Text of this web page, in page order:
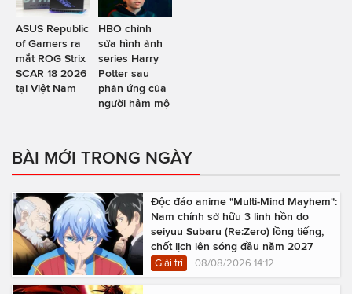
ASUS Republic
of Gamers ra
mắt ROG Strix
SCAR 18 2026
tại Việt Nam
HBO chỉnh
sửa hình ảnh
series Harry
Potter sau
phản ứng của
người hâm mộ
BÀI MỚI TRONG NGÀY
Độc đáo anime "Multi-Mind Mayhem":
Nam chính sở hữu 3 linh hồn do
seiyuu Subaru (Re:Zero) lồng tiếng,
chốt lịch lên sóng đầu năm 2027
Giải trí 08/08/2026 14:12